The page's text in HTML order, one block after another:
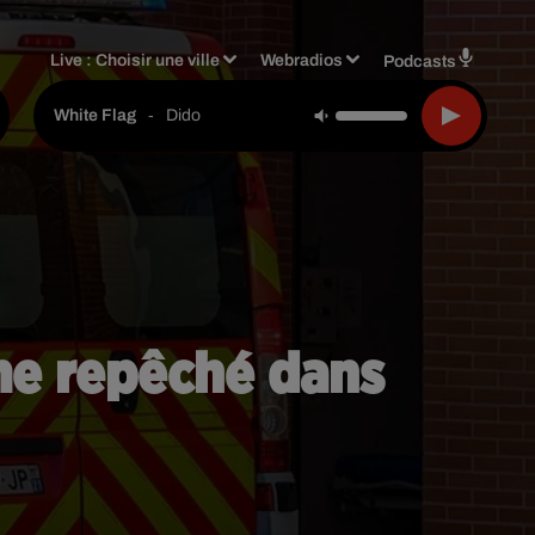
Live :Choisir une ville Webradios Podcasts
White Flag - Dido
repêché dans